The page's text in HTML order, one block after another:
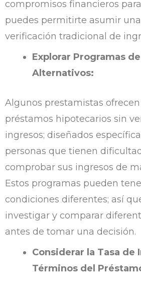
compromisos financieros
puedes permitirte asumir
verificación tradicional de
Explorar Programas
Alternativos:
Algunos prestamistas
préstamos hipotecarios sin
ingresos; diseñados
personas que tienen
comprobar sus ingresos de
Estos programas pueden
condiciones diferentes; así
investigar y comparar
antes de tomar una decisión.
Considerar la Tasa de
Términos del